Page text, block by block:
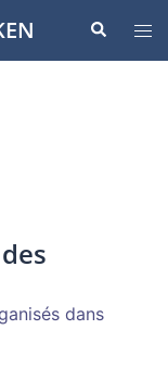
le
dans